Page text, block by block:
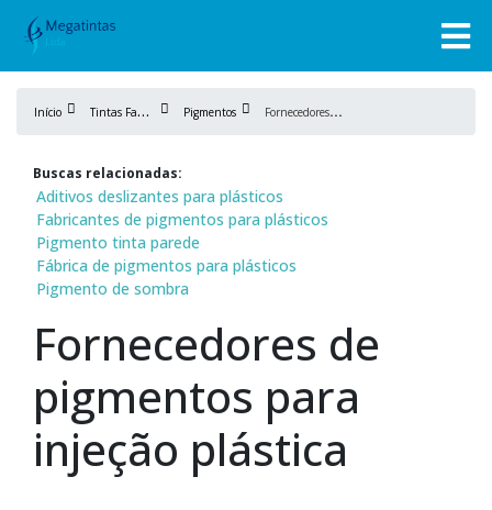
Início T
intas Fabricação Pigmentos F
ornecedores de pigmentos para injeção plástica
Buscas relacionadas:
Aditivos deslizantes para plásticos
Fabricantes de pigmentos para plásticos
Pigmento tinta parede
Fábrica de pigmentos para plásticos
Pigmento de sombra
Fornecedores de
pigmentos para
injeção plástica